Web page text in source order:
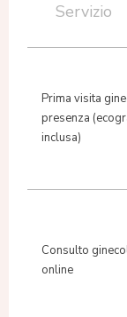
Servizio
Prima visita
presenza
inclusa)
Consulto
online